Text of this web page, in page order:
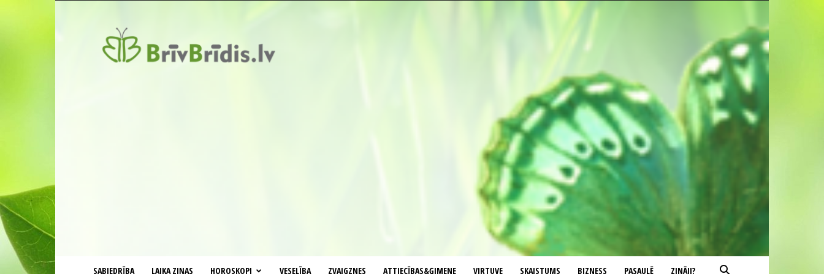
SABIEDRĪBA LAIKA ZIŅAS HOROSKOPI VESELĪBA ZVAIGZNES ATTIECĪBAS&ĢIMENE VIRTUVE SKAISTUMS BIZNESS PASAULĒ ZINĀJI?